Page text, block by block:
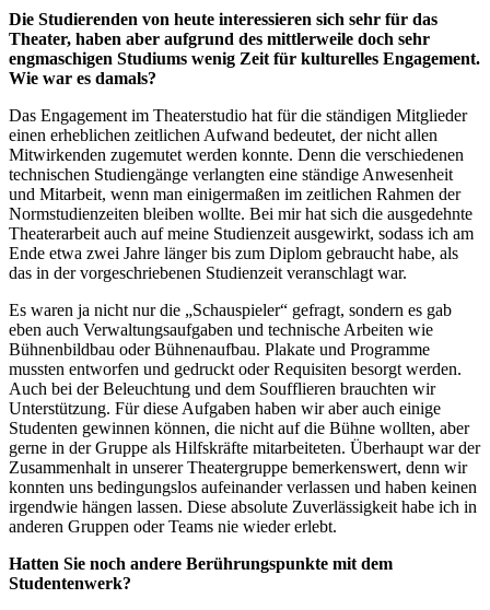
Die Studierenden von heute interessieren sich sehr für das
Theater, haben aber aufgrund des mittlerweile doch sehr
engmaschigen Studiums wenig Zeit für kulturelles Engagement.
Wie war es damals?
Das Engagement im Theaterstudio hat für die ständigen Mitglieder
einen erheblichen zeitlichen Aufwand bedeutet, der nicht allen
Mitwirkenden zugemutet werden konnte. Denn die verschiedenen
technischen Studiengänge verlangten eine ständige Anwesenheit
und Mitarbeit, wenn man einigermaßen im zeitlichen Rahmen der
Normstudienzeiten bleiben wollte. Bei mir hat sich die ausgedehnte
Theaterarbeit auch auf meine Studienzeit ausgewirkt, sodass ich am
Ende etwa zwei Jahre länger bis zum Diplom gebraucht habe, als
das in der vorgeschriebenen Studienzeit veranschlagt war.
Es waren ja nicht nur die „Schauspieler“ gefragt, sondern es gab
eben auch Verwaltungsaufgaben und technische Arbeiten wie
Bühnenbildbau oder Bühnenaufbau. Plakate und Programme
mussten entworfen und gedruckt oder Requisiten besorgt werden.
Auch bei der Beleuchtung und dem Soufflieren brauchten wir
Unterstützung. Für diese Aufgaben haben wir aber auch einige
Studenten gewinnen können, die nicht auf die Bühne wollten, aber
gerne in der Gruppe als Hilfskräfte mitarbeiteten. Überhaupt war der
Zusammenhalt in unserer Theatergruppe bemerkenswert, denn wir
konnten uns bedingungslos aufeinander verlassen und haben keinen
irgendwie hängen lassen. Diese absolute Zuverlässigkeit habe ich in
anderen Gruppen oder Teams nie wieder erlebt.
Hatten Sie noch andere Berührungspunkte mit dem
Studentenwerk?